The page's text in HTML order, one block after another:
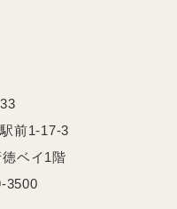
前1-17-3
ベイ1階
3500